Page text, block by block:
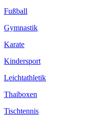
Fußball
Gymnastik
Karate
Kindersport
Leichtathletik
Thaiboxen
Tischtennis